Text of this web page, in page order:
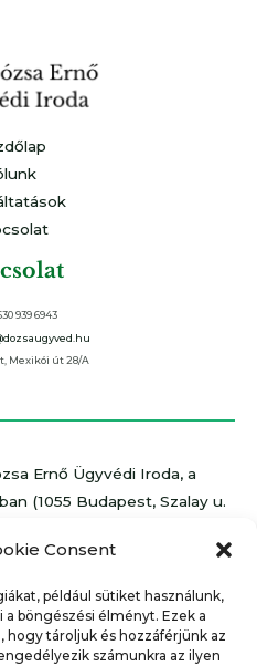
Consent
például sütiket használunk,
böngészési élményt. Ezek a
hogy tároljuk és hozzáférjünk az
számunkra az ilyen
939 6943
Mexikói út 28/A
Ernő Ügyvédi Iroda, a
(1055 Budapest, Szalay u.
szerint, melyek az
honlapon találhatóak.